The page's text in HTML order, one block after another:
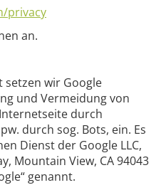
privacy
an.
wir Google
und Vermeidung von
durch
durch sog. Bots, ein. Es
Dienst der Google LLC,
Mountain View, CA 94043
genannt.